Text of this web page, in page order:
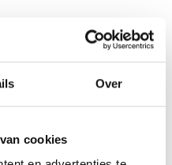
Over
cookies
1SC-slang met een
tegen hoge druk voor
zonder digitale oliemeter